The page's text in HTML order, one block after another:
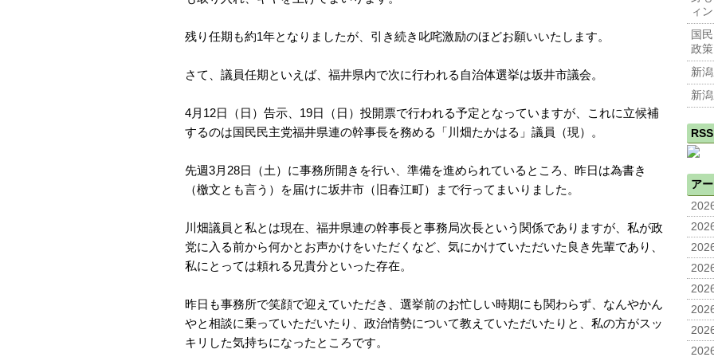
残り任期も約1年となりましたが、引き続き叱咤激励のほどお願いいたします。
さて、議員任期といえば、福井県内で次に行われる自治体選挙は坂井市議会。
4月12日（日）告示、19日（日）投開票で行われる予定となっていますが、これに立候補
するのは国民民主党福井県連の幹事長を務める「川畑たかはる」議員（現）。
先週3月28日（土）に事務所開きを行い、準備を進められているところ、昨日は為書き
（檄文とも言う）を届けに坂井市（旧春江町）まで行ってまいりました。
川畑議員と私とは現在、福井県連の幹事長と事務局次長という関係でありますが、私が政
党に入る前から何かとお声かけをいただくなど、気にかけていただいた良き先輩であり、
私にとっては頼れる兄貴分といった存在。
昨日も事務所で笑顔で迎えていただき、選挙前のお忙しい時期にも関わらず、なんやかん
やと相談に乗っていただいたり、政治情勢について教えていただいたりと、私の方がスッ
キリした気持ちになったところです。
ィ
国
政
新
新
RSS
ア